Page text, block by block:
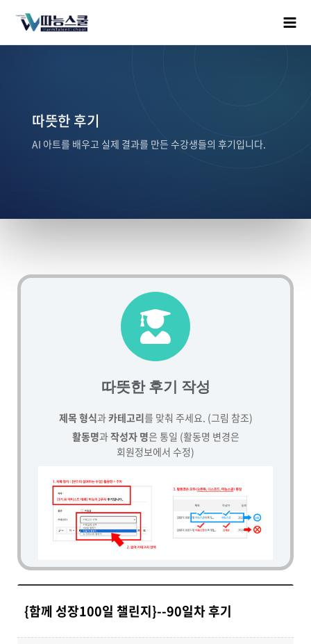
따뜻한 후기
AI 아트를 배우고 실제 결과를 만든 수강생들의 후기입니다.
따뜻한 후기 작성
제목 형식과카테고리를 맞춰 주세요. (그림 참조)
활동명과작성자 명은 통일 (활동명 변경은
회원정보에서 수정)
{함께 성장100일 챌린지}--90일차 후기